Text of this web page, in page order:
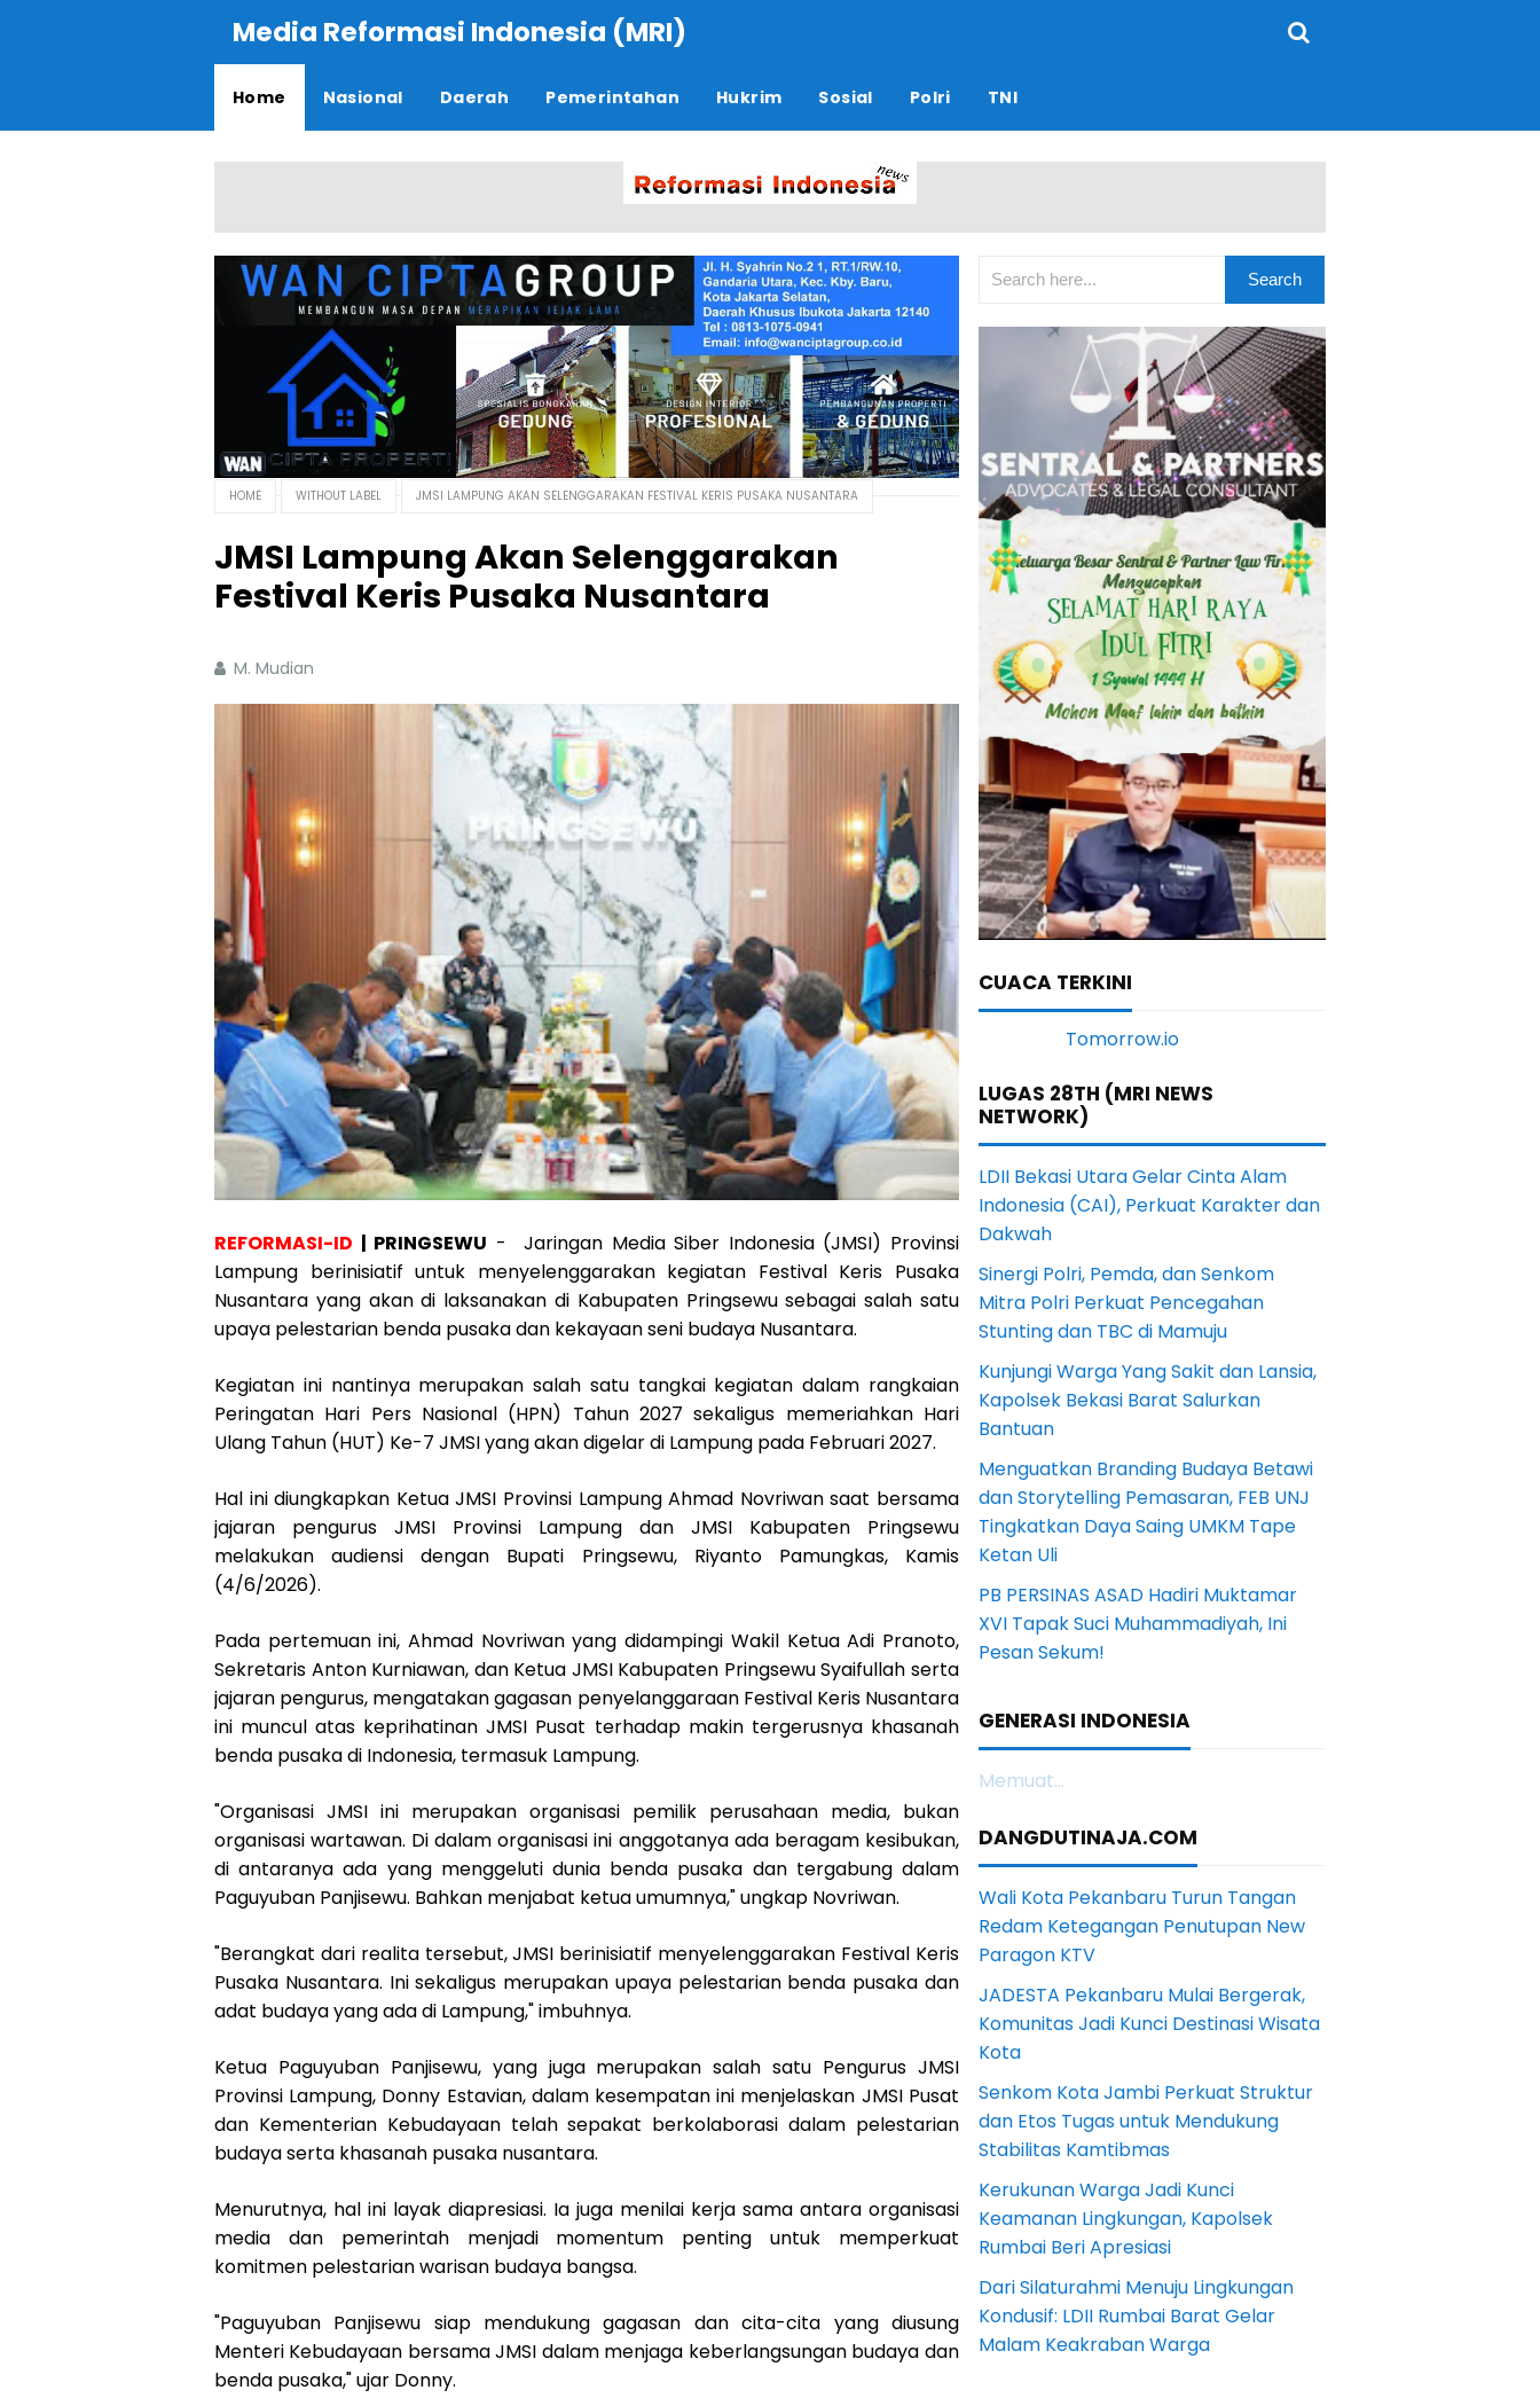
Media Reformasi Indonesia (MRI)
Home Nasional Daerah Pemerintahan Hukrim Sosial Polri TNI
HOME WITHOUT LABEL JMSI LAMPUNG AKAN SELENGGARAKAN FESTIVAL KERIS PUSAKA NUSANTARA
JMSI Lampung Akan Selenggarakan
Festival Keris Pusaka Nusantara
M. Mudian
REFORMASI-ID | PRINGSEWU - Jaringan Media Siber Indonesia (JMSI) Provinsi
Lampung berinisiatif untuk menyelenggarakan kegiatan Festival Keris Pusaka
Nusantara yang akan di laksanakan di Kabupaten Pringsewu sebagai salah satu
upaya pelestarian benda pusaka dan kekayaan seni budaya Nusantara.
Kegiatan ini nantinya merupakan salah satu tangkai kegiatan dalam rangkaian
Peringatan Hari Pers Nasional (HPN) Tahun 2027 sekaligus memeriahkan Hari
Ulang Tahun (HUT) Ke-7 JMSI yang akan digelar di Lampung pada Februari 2027.
Hal ini diungkapkan Ketua JMSI Provinsi Lampung Ahmad Novriwan saat bersama
jajaran pengurus JMSI Provinsi Lampung dan JMSI Kabupaten Pringsewu
melakukan audiensi dengan Bupati Pringsewu, Riyanto Pamungkas, Kamis
(4/6/2026).
Pada pertemuan ini, Ahmad Novriwan yang didampingi Wakil Ketua Adi Pranoto,
Sekretaris Anton Kurniawan, dan Ketua JMSI Kabupaten Pringsewu Syaifullah serta
jajaran pengurus, mengatakan gagasan penyelanggaraan Festival Keris Nusantara
ini muncul atas keprihatinan JMSI Pusat terhadap makin tergerusnya khasanah
benda pusaka di Indonesia, termasuk Lampung.
"Organisasi JMSI ini merupakan organisasi pemilik perusahaan media, bukan
organisasi wartawan. Di dalam organisasi ini anggotanya ada beragam kesibukan,
di antaranya ada yang menggeluti dunia benda pusaka dan tergabung dalam
Paguyuban Panjisewu. Bahkan menjabat ketua umumnya," ungkap Novriwan.
"Berangkat dari realita tersebut, JMSI berinisiatif menyelenggarakan Festival Keris
Pusaka Nusantara. Ini sekaligus merupakan upaya pelestarian benda pusaka dan
adat budaya yang ada di Lampung," imbuhnya.
Ketua Paguyuban Panjisewu, yang juga merupakan salah satu Pengurus JMSI
Provinsi Lampung, Donny Estavian, dalam kesempatan ini menjelaskan JMSI Pusat
dan Kementerian Kebudayaan telah sepakat berkolaborasi dalam pelestarian
budaya serta khasanah pusaka nusantara.
Menurutnya, hal ini layak diapresiasi. Ia juga menilai kerja sama antara organisasi
media dan pemerintah menjadi momentum penting untuk memperkuat
komitmen pelestarian warisan budaya bangsa.
"Paguyuban Panjisewu siap mendukung gagasan dan cita-cita yang diusung
Menteri Kebudayaan bersama JMSI dalam menjaga keberlangsungan budaya dan
benda pusaka," ujar Donny.
CUACA TERKINI
LUGAS 28TH (MRI NEWS
NETWORK)
LDII Bekasi Utara Gelar Cinta Alam
Indonesia (CAI), Perkuat Karakter dan
Dakwah
Sinergi Polri, Pemda, dan Senkom
Mitra Polri Perkuat Pencegahan
Stunting dan TBC di Mamuju
Kunjungi Warga Yang Sakit dan Lansia,
Kapolsek Bekasi Barat Salurkan
Bantuan
Menguatkan Branding Budaya Betawi
dan Storytelling Pemasaran, FEB UNJ
Tingkatkan Daya Saing UMKM Tape
Ketan Uli
PB PERSINAS ASAD Hadiri Muktamar
XVI Tapak Suci Muhammadiyah, Ini
Pesan Sekum!
GENERASI INDONESIA
Memuat...
DANGDUTINAJA.COM
Wali Kota Pekanbaru Turun Tangan
Redam Ketegangan Penutupan New
Paragon KTV
JADESTA Pekanbaru Mulai Bergerak,
Komunitas Jadi Kunci Destinasi Wisata
Kota
Senkom Kota Jambi Perkuat Struktur
dan Etos Tugas untuk Mendukung
Stabilitas Kamtibmas
Kerukunan Warga Jadi Kunci
Keamanan Lingkungan, Kapolsek
Rumbai Beri Apresiasi
Dari Silaturahmi Menuju Lingkungan
Kondusif: LDII Rumbai Barat Gelar
Malam Keakraban Warga